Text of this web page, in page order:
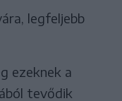
legfeljebb
ezeknek a
tevődik